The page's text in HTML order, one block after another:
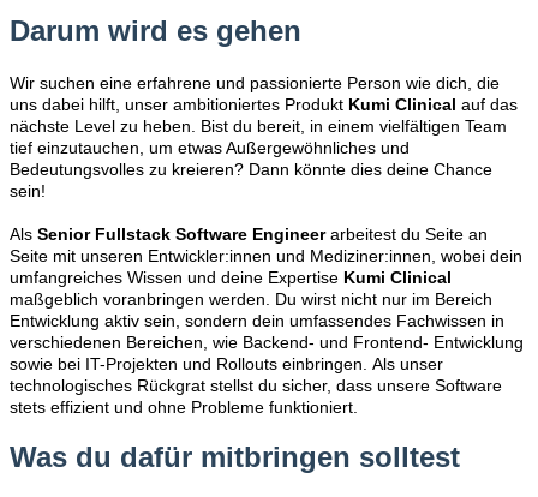
Darum wird es gehen
Wir suchen eine erfahrene und passionierte Person wie dich, die
uns dabei hilft, unser ambitioniertes Produkt Kumi Clinical auf das
nächste Level zu heben. Bist du bereit, in einem vielfältigen Team
tief einzutauchen, um etwas Außergewöhnliches und
Bedeutungsvolles zu kreieren? Dann könnte dies deine Chance
sein!
Als Senior Fullstack Software Engineerarbeitest du Seite an
Seite mit unseren Entwickler:innen und Mediziner:innen, wobei dein
umfangreiches Wissen und deine Expertise Kumi Clinical
maßgeblich voranbringen werden. Du wirst nicht nur im Bereich
Entwicklung aktiv sein, sondern dein umfassendes Fachwissen in
verschiedenen Bereichen, wie Backend- und Frontend- Entwicklung
sowie bei IT-Projekten und Rollouts einbringen. Als unser
technologisches Rückgrat stellst du sicher, dass unsere Software
stets effizient und ohne Probleme funktioniert.
Was du dafür mitbringen solltest